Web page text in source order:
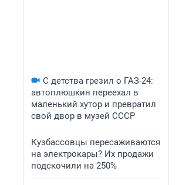
С детства грезил о ГАЗ-24:
автоплюшкин переехал в
маленький хутор и превратил
свой двор в музей СССР
Кузбассовцы пересаживаются
на электрокары? Их продажи
подскочили на 250%